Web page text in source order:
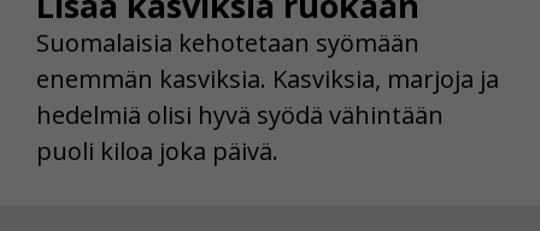
Suomalaisia kehotetaan syömään
enemmän kasviksia. Kasviksia, marjoja ja
hedelmiä olisi hyvä syödä vähintään
puoli kiloa joka päivä.